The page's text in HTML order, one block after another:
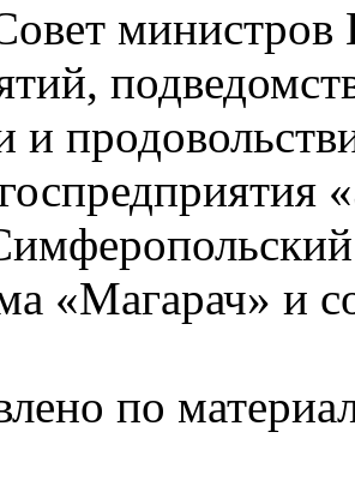
министров
и
«Магарач» и
по